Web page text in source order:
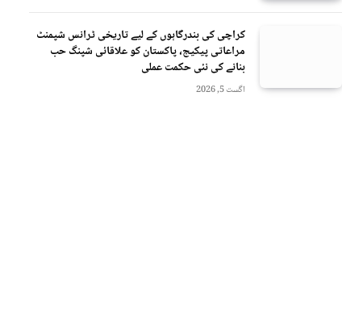
کراچی کی بندرگاہوں کے لیے تاریخی ٹرانس شپمنٹ
مراعاتی پیکیج، پاکستان کو علاقائی شپنگ حب
بنانے کی نئی حکمت عملی
اگست 5, 2026